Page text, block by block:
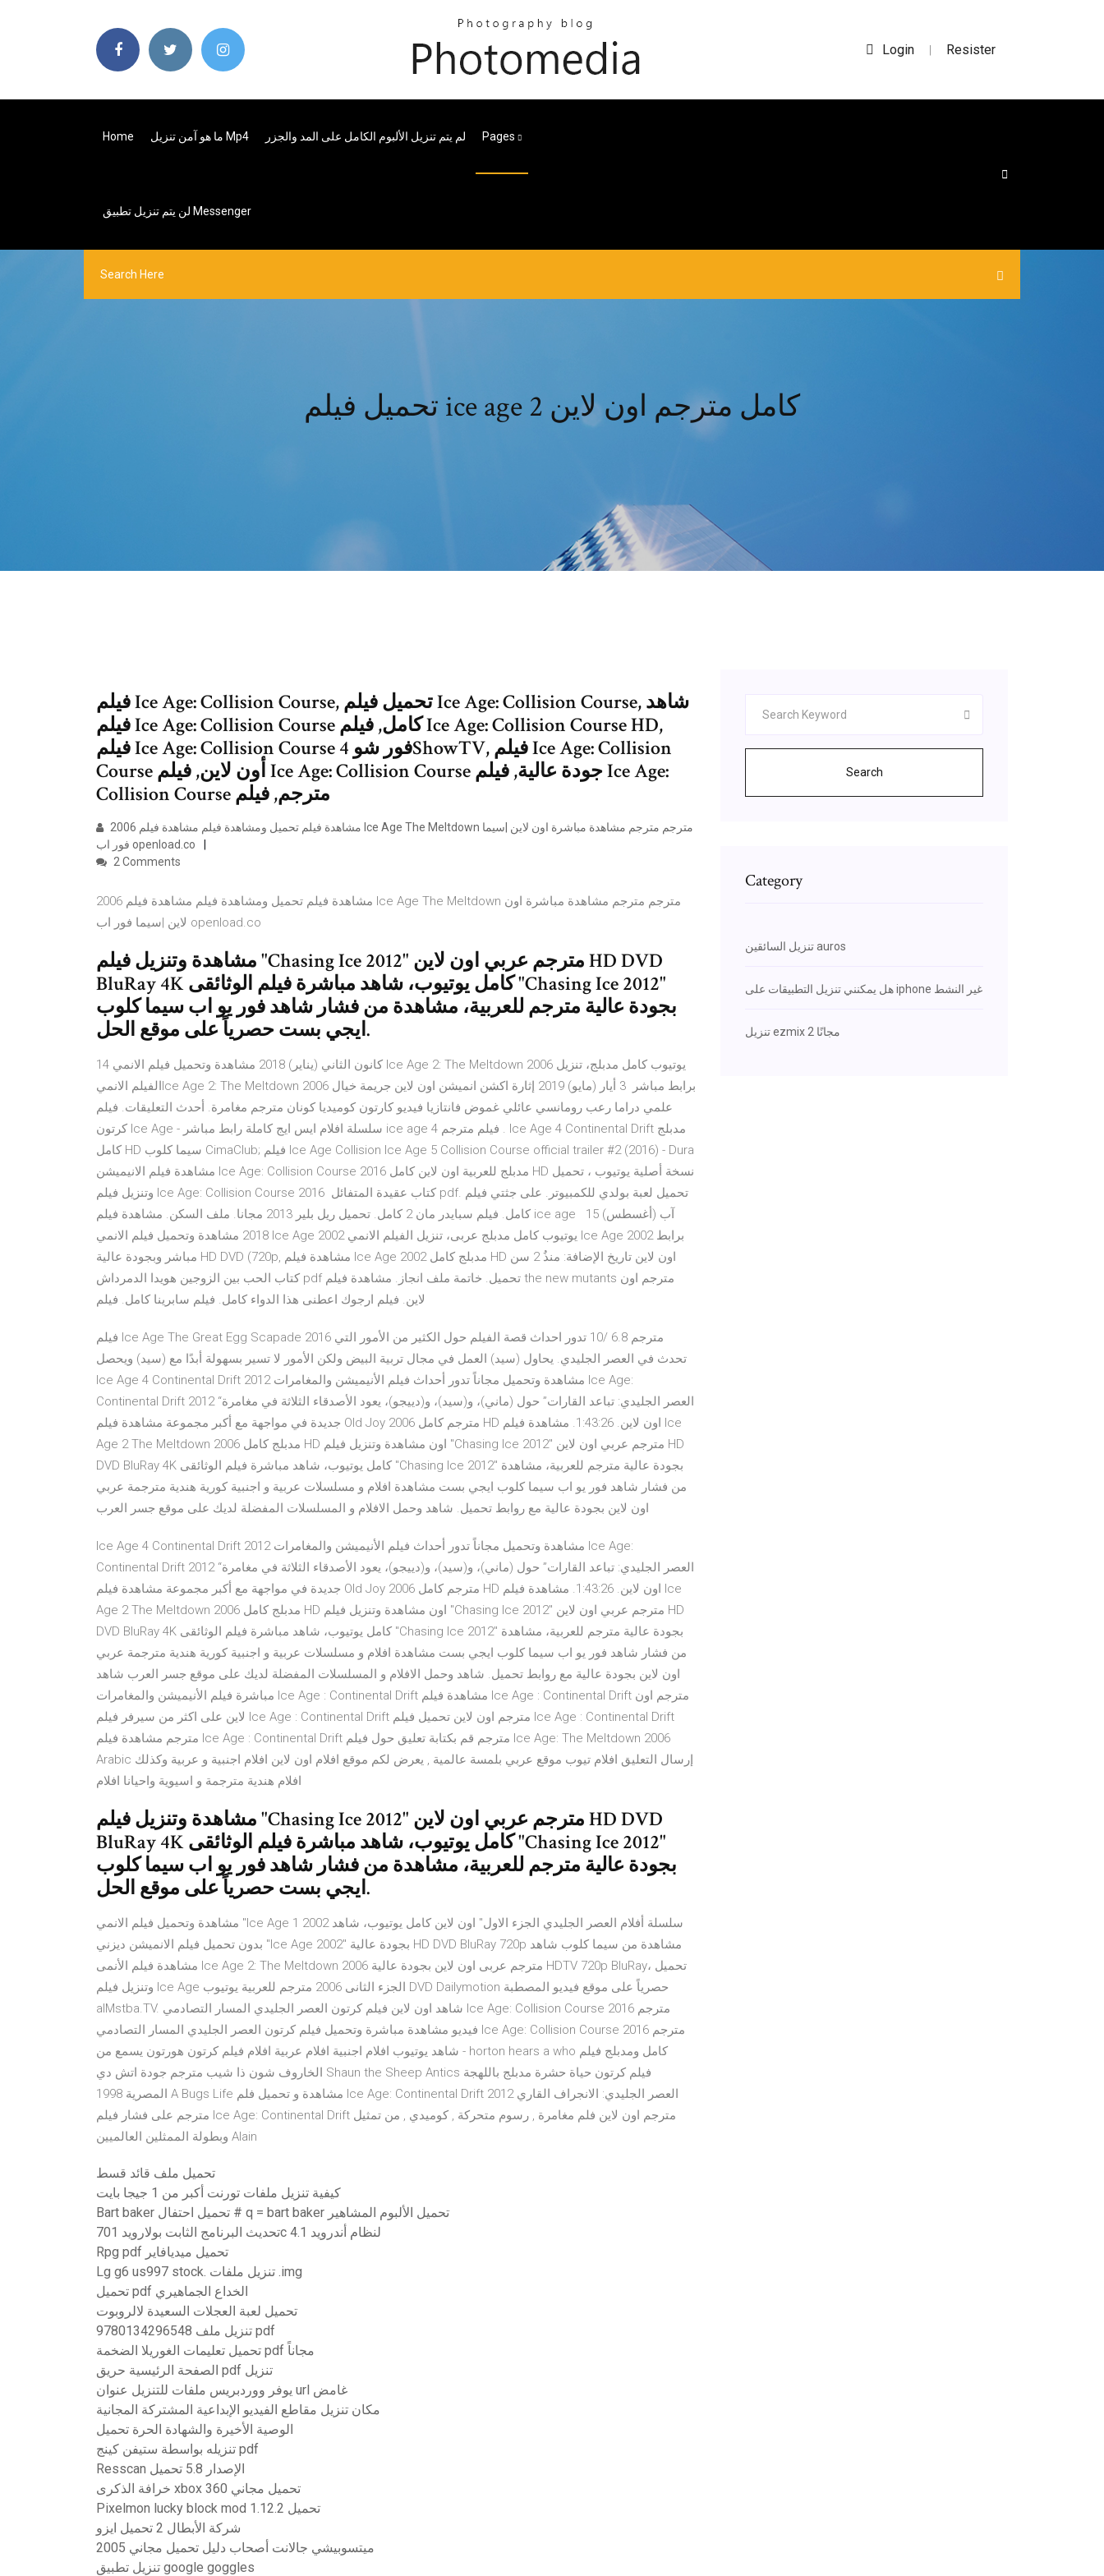
Login | Resister
Home ما هو آمن تنزيل Mp4 لم يتم تنزيل الألبوم الكامل على المد والجزر Pages
لن يتم تنزيل تطبيق Messenger
تحميل فيلم ice age 2 كامل مترجم اون لاين
فيلم Ice Age: Collision Course, تحميل فيلم Ice Age: Collision Course, شاهد
فيلم Ice Age: Collision Course كامل, فيلم Ice Age: Collision Course HD,
فيلم Ice Age: Collision Course فور شو 4ShowTV, فيلم Ice Age: Collision
Course أون لاين, فيلم Ice Age: Collision Course جودة عالية, فيلم Ice Age:
Collision Course مترجم, فيلم
فور اب openload.co
2 Comments
مشاهدة فيلم تحميل ومشاهدة فيلم مشاهدة فيلم 2006 Ice Age The Meltdown مترجم مترجم مشاهدة مباشرة اون
لاين |سيما فور اب openload.co
مشاهدة وتنزيل فيلم "Chasing Ice 2012" مترجم عربي اون لاين HD DVD
BluRay 4K كامل يوتيوب، شاهد مباشرة فيلم الوثائقى "Chasing Ice 2012"
بجودة عالية مترجم للعربية، مشاهدة من فشار شاهد فور يو اب سيما كلوب
ايجي بست حصرياً على موقع الحل.
14 كانون الثاني (يناير) 2018 مشاهدة وتحميل فيلم الانمي Ice Age 2: The Meltdown 2006 يوتيوب كامل مدبلج، تنزيل
الفيلم الانميIce Age 2: The Meltdown 2006 برابط مباشر 3 أيار (مايو) 2019 إثارة اكشن انميشن اون لاين جريمة خيال
علمي دراما رعب رومانسي عائلي غموض فانتازيا فيديو كارتون كوميديا كونان مترجم مغامرة. أحدث التعليقات. فيلم
كرتون Ice Age - سلسلة افلام ايس ايج كاملة رابط مباشر ice age 4 فيلم مترجم . Ice Age 4 Continental Drift مدبلج
كامل HD سيما كلوب CimaClub; فيلم Ice Age Collision Ice Age 5 Collision Course official trailer #2 (2016) - Dura
مشاهدة فيلم الانيميشن Ice Age: Collision Course 2016 مدبلج للعربية اون لاين كامل HD نسخة أصلية يوتيوب ، تحميل
وتنزيل فيلم Ice Age: Collision Course 2016 كتاب عقيدة المتفائل pdf. تحميل لعبة بولدي للكمبيوتر. على جثتي فيلم
كامل. فيلم سبايدر مان 2 كامل. تحميل ريل بلير 2013 مجانا. ملف السكن. مشاهدة فيلم ice age 15 آب (أغسطس)
2018 مشاهدة وتحميل فيلم الانمي Ice Age 2002 يوتيوب كامل مدبلج عربى، تنزيل الفيلم الانمي Ice Age 2002 برابط
مباشر وبجودة عالية HD DVD (720p, مشاهدة فيلم Ice Age 2002 مدبلج كامل HD اون لاين تاريخ الإضافة: منذُ 2 سن
كتاب الحب بين الزوجين هويدا الدمرداش pdf تحميل. خاتمة ملف انجاز. مشاهدة فيلم the new mutants مترجم اون
فيلم Ice Age The Great Egg Scapade 2016 مترجم 6.8 /10 تدور احداث قصة الفيلم حول الكثير من الأمور التي
تحدث في العصر الجليدي. يحاول (سيد) العمل في مجال تربية البيض ولكن الأمور لا تسير بسهولة أبدًا مع (سيد) ويحصل
Ice Age 4 Continental Drift 2012 مشاهدة وتحميل مجاناً تدور أحداث فيلم الأنيميشن والمغامرات Ice Age:
Continental Drift 2012 “العصر الجليدي: تباعد القارات” حول (ماني)، و(سيد)، و(دييجو)، يعود الأصدقاء الثلاثة في مغامرة
جديدة في مواجهة مع أكبر مجموعة مشاهدة فيلم Old Joy 2006 مترجم كامل HD اون لاين. 1:43:26. مشاهدة فيلم Ice
Age 2 The Meltdown 2006 مدبلج كامل HD اون مشاهدة وتنزيل فيلم "Chasing Ice 2012" مترجم عربي اون لاين HD
DVD BluRay 4K كامل يوتيوب، شاهد مباشرة فيلم الوثائقى "Chasing Ice 2012" بجودة عالية مترجم للعربية، مشاهدة
من فشار شاهد فور يو اب سيما كلوب ايجي بست مشاهدة افلام و مسلسلات عربية و اجنبية كورية هندية مترجمة عربي
اون لاين بجودة عالية مع روابط تحميل. شاهد وحمل الافلام و المسلسلات المفضلة لديك على موقع جسر العرب
Ice Age 4 Continental Drift 2012 مشاهدة وتحميل مجاناً تدور أحداث فيلم الأنيميشن والمغامرات Ice Age:
Continental Drift 2012 “العصر الجليدي: تباعد القارات” حول (ماني)، و(سيد)، و(دييجو)، يعود الأصدقاء الثلاثة في مغامرة
جديدة في مواجهة مع أكبر مجموعة مشاهدة فيلم Old Joy 2006 مترجم كامل HD اون لاين. 1:43:26. مشاهدة فيلم Ice
Age 2 The Meltdown 2006 مدبلج كامل HD اون مشاهدة وتنزيل فيلم "Chasing Ice 2012" مترجم عربي اون لاين HD
DVD BluRay 4K كامل يوتيوب، شاهد مباشرة فيلم الوثائقى "Chasing Ice 2012" بجودة عالية مترجم للعربية، مشاهدة
من فشار شاهد فور يو اب سيما كلوب ايجي بست مشاهدة افلام و مسلسلات عربية و اجنبية كورية هندية مترجمة عربي
اون لاين بجودة عالية مع روابط تحميل. شاهد وحمل الافلام و المسلسلات المفضلة لديك على موقع جسر العرب شاهد
مباشرة فيلم الأنيميشن والمغامرات Ice Age : Continental Drift مشاهدة فيلم Ice Age : Continental Drift مترجم اون
لاين على اكثر من سيرفر فيلم Ice Age : Continental Drift مترجم اون لاين تحميل فيلم Ice Age : Continental Drift
مترجم مشاهدة فيلم Ice Age : Continental Drift مترجم قم بكتابة تعليق حول فيلم Ice Age: The Meltdown 2006
Arabic إرسال التعليق افلام تيوب موقع عربي بلمسة عالمية , يعرض لكم موقع افلام اون لاين افلام اجنبية و عربية وكذلك
افلام هندية مترجمة و اسيوية واحيانا افلام
مشاهدة وتنزيل فيلم "Chasing Ice 2012" مترجم عربي اون لاين HD DVD
BluRay 4K كامل يوتيوب، شاهد مباشرة فيلم الوثائقى "Chasing Ice 2012"
بجودة عالية مترجم للعربية، مشاهدة من فشار شاهد فور يو اب سيما كلوب
ايجي بست حصرياً على موقع الحل.
مشاهدة وتحميل فيلم الانمي "Ice Age 1 2002 سلسلة أفلام العصر الجليدي الجزء الاول" اون لاين كامل يوتيوب، شاهد
بدون تحميل فيلم الانميشن ديزني "Ice Age 2002" بجودة عالية HD DVD BluRay 720p مشاهدة من سيما كلوب شاهد
مشاهدة فيلم الأنمى Ice Age 2: The Meltdown 2006 مترجم عربى اون لاين بجودة عالية HDTV 720p BluRay، تحميل
وتنزيل فيلم Ice Age الجزء الثانى 2006 مترجم للعربية يوتيوب DVD Dailymotion حصرياً على موقع فيديو المصطبة
alMstba.TV. شاهد اون لاين فيلم كرتون العصر الجليدي المسار التصادمي Ice Age: Collision Course 2016 مترجم
فيديو مشاهدة مباشرة وتحميل فيلم كرتون العصر الجليدي المسار التصادمي Ice Age: Collision Course 2016 مترجم
شاهد يوتيوب افلام اجنبية افلام عربية افلام فيلم كرتون هورتون يسمع من - horton hears a who كامل ومدبلج فيلم
الخاروف شون ذا شيب مترجم جودة اتش دي Shaun the Sheep Antics فيلم كرتون حياة حشرة مدبلج باللهجة
المصرية 1998 A Bugs Life مشاهدة و تحميل فلم Ice Age: Continental Drift 2012 العصر الجليدي: الانجراف القاري
مترجم على فشار فيلم Ice Age: Continental Drift مترجم اون لاين فلم مغامرة , رسوم متحركة , كوميدي , من تمثيل
وبطولة الممثلين العالميين Alain
تحميل ملف قائد قسط
كيفية تنزيل ملفات تورنت أكبر من 1 جيجا بايت
Bart baker تحميل احتفال # q = bart baker تحميل الألبوم المشاهير
تحديث البرنامج الثابت بولارويد 701c لنظام أندرويد 4.1
Rpg pdf تحميل ميديافاير
Lg g6 us997 stock. تنزيل ملفات .img
تحميل pdf الخداع الجماهيري
تحميل لعبة العجلات السعيدة لالروبوت
9780134296548 تنزيل ملف pdf
تحميل تعليمات الغوريلا الضخمة pdf مجاناً
الصفحة الرئيسية حريق pdf تنزيل
يوفر ووردبريس ملفات للتنزيل عنوان url غامض
مكان تنزيل مقاطع الفيديو الإبداعية المشتركة المجانية
الوصية الأخيرة والشهادة الحرة تحميل
تنزيله بواسطة ستيفن كينج pdf
Resscan الإصدار 5.8 تحميل
خرافة الذكرى xbox 360 تحميل مجاني
Pixelmon lucky block mod 1.12.2 تحميل
شركة الأبطال 2 تحميل ايزو
2005 ميتسوبيشي جالانت أصحاب دليل تحميل مجاني
تنزيل تطبيق google goggles
Search
Category
تنزيل السائقين auros
هل يمكنني تنزيل التطبيقات على iphone غير النشط
تنزيل ezmix 2 مجانًا